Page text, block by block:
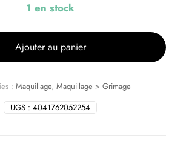
1 en stock
Ajouter au panier
UGS : 4041762052254
: Maquillage, Maquillage > Grimage